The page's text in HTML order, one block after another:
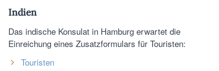
Indien
Das indische Konsulat in Hamburg erwartet die
Einreichung eines Zusatzformulars für Touristen:
Touristen